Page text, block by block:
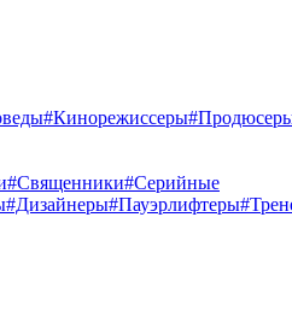
#Кинорежиссеры
#Священники#Серийные
#Дизайнеры#Пауэрлифтеры